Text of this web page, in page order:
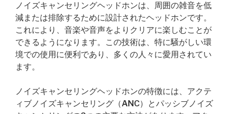
ノイズキャンセリングヘッドホンは、周囲の雑音を低
減または排除するために設計されたヘッドホンです。
これにより、音楽や音声をよりクリアに楽しむことが
できるようになります。この技術は、特に騒がしい環
境での使用に便利であり、多くの人々に愛用されてい
ます。
ノイズキャンセリングヘッドホンの特徴には、アクテ
ィブノイズキャンセリング（ANC）とパッシブノイズ